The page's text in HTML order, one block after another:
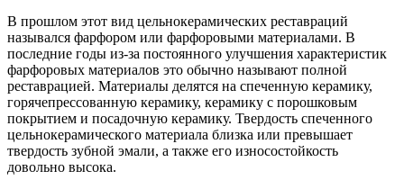
В прошлом этот вид цельнокерамических реставраций
назывался фарфором или фарфоровыми материалами. В
последние годы из-за постоянного улучшения характеристик
фарфоровых материалов это обычно называют полной
реставрацией. Материалы делятся на спеченную керамику,
горячепрессованную керамику, керамику с порошковым
покрытием и посадочную керамику. Твердость спеченного
цельнокерамического материала близка или превышает
твердость зубной эмали, а также его износостойкость
довольно высока.